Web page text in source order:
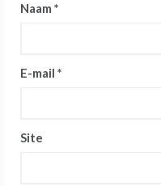
Naam *
E-mail *
Site